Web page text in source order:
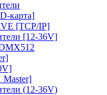
карта]
[TCP/IP]
[12-36V]
(12-36V)